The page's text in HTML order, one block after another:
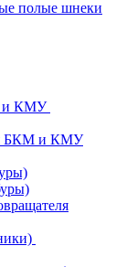
полые шнеки
и КМУ
БКМ и КМУ